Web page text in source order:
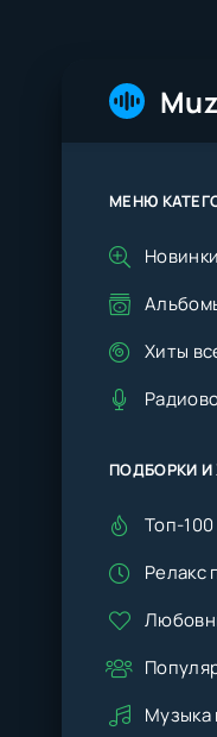
МЕНЮ
Хиты
ПОДБОРКИ
Топ-100
Релакс
Музыка